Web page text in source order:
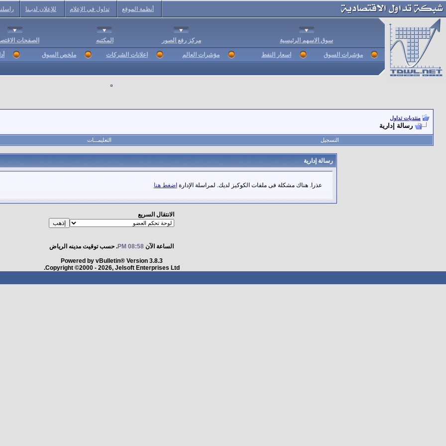
أنظمة الموقع تداول في الإعلام للإعلان لديـنا
سوق الاسهم الرئيسية مركز رفع الصور المكتبه الصفحات
مؤشرات السوق اسعار النفط مؤشرات العالم اعلانات الشركات ملخص السوق
منتديات تداول
رسالة إدارية
التسجيل التعليمـــات
رسالة إدارية
عذرا. هناك مشكلة فى ملفات الكوكيز لديك. لمراسلة الإدارة اضغط هنا
الانتقال السريع
الساعة الآن 08:58 PM . حسب توقيت مدينه الرياض
Powered by vBulletin® Version 3.8.3
Copyright ©2000 - 2026, Jelsoft Enterprises Ltd.